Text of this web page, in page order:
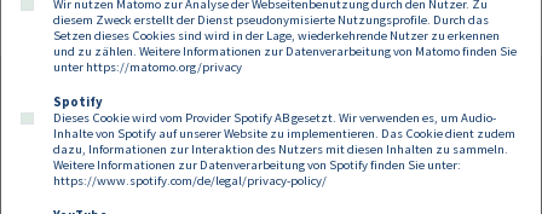
Footer
Kontakt Datenschutz
Impressum
Compliance
Cookies
Wir nutzen Matomo zur Analyse der Webseitenbenutzung durch den Nutzer. Zu
diesem Zweck erstellt der Dienst pseudonymisierte Nutzungsprofile. Durch das
Setzen dieses Cookies sind wird in der Lage, wiederkehrende Nutzer zu erkennen
und zu zählen. Weitere Informationen zur Datenverarbeitung von Matomo finden Sie
unter https://matomo.org/privacy
Spotify
Dieses Cookie wird vom Provider Spotify AB gesetzt. Wir verwenden es, um Audio-
Inhalte von Spotify auf unserer Website zu implementieren. Das Cookie dient zudem
dazu, Informationen zur Interaktion des Nutzers mit diesen Inhalten zu sammeln.
Weitere Informationen zur Datenverarbeitung von Spotify finden Sie unter:
https://www.spotify.com/de/legal/privacy-policy/